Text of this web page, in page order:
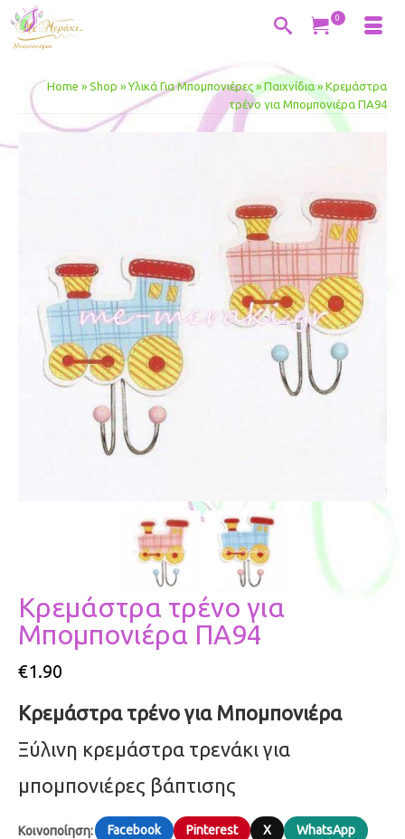
0
Home » Shop » Υλικά Για Μπομπονιέρες » Παιχνίδια » Κρεμάστρα
τρένο για Μπομπονιέρα ΠΑ94
Κρεμάστρα τρένο για
Μπομπονιέρα ΠΑ94
€1.90
Κρεμάστρα τρένο για Μπομπονιέρα
Ξύλινη κρεμάστρα τρενάκι για
μπομπονιέρες βάπτισης
Κοινοποίηση: Facebook Pinterest X
WhatsApp